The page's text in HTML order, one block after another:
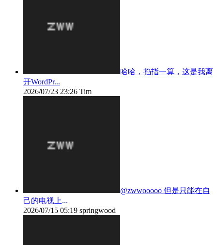
哈哈，掐指一算，这是我离
开WordPr...
2026/07/23 23:26 Tim
@zwwooooo 但是只能在自
己的电视上...
2026/07/15 05:19 springwood